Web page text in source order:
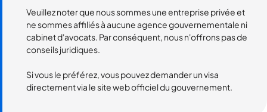
Veuillez noter que nous sommes une entreprise privée et
ne sommes affiliés à aucune agence gouvernementale ni
cabinet d'avocats. Par conséquent, nous n'offrons pas de
conseils juridiques.
Si vous le préférez, vous pouvez demander un visa
directement via le site web officiel du gouvernement.